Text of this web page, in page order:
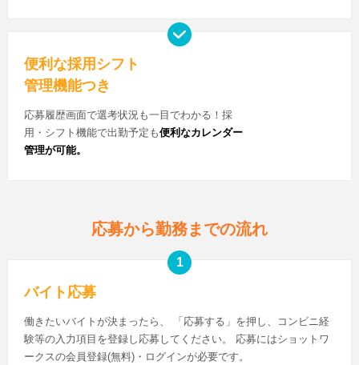
便利な採用シフト
管理機能つき
応募履歴画面で選考状況も一目でわかる！採
用・シフト機能で出勤予定も便利なカレンダー
管理が可能。
応募から勤務までの流れ
バイト応募
働きたいバイトが決まったら、 「応募する」を押し、コンビニ経
験等の入力項目を登録し応募してください。 応募にはショットワ
ークスの会員登録(無料)・ログインが必要です。